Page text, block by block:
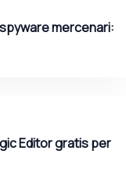
mercenari:
Editor gratis per